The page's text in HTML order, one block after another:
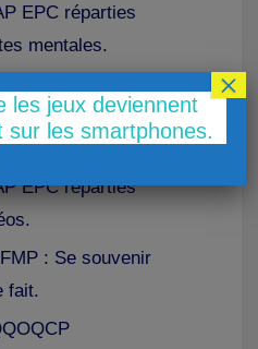
EPC réparties
mentales.
EPC réparties
: Se souvenir
fait.
les jeux deviennent
sur les smartphones.
×